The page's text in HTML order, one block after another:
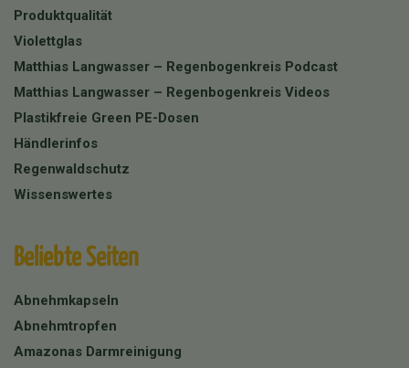
Produktqualität
Violettglas
Matthias Langwasser – Regenbogenkreis Podcast
Matthias Langwasser – Regenbogenkreis Videos
Plastikfreie Green PE-Dosen
Händlerinfos
Regenwaldschutz
Wissenswertes
Beliebte Seiten
Abnehmkapseln
Abnehmtropfen
Amazonas Darmreinigung